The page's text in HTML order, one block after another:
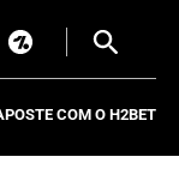
COM O H2BET